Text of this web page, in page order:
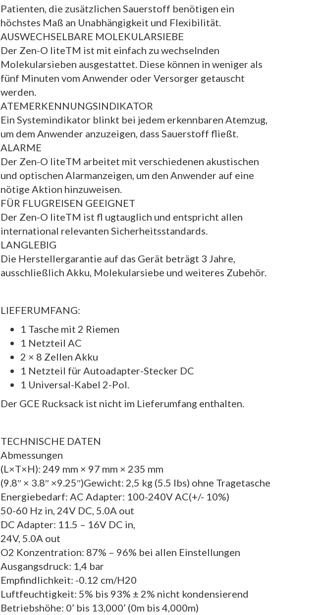
Patienten, die zusätzlichen Sauerstoff benötigen ein
höchstes Maß an Unabhängigkeit und Flexibilität.
AUSWECHSELBARE MOLEKULARSIEBE
Der Zen-O liteTM ist mit einfach zu wechselnden
Molekularsieben ausgestattet. Diese können in weniger als
fünf Minuten vom Anwender oder Versorger getauscht
werden.
ATEMERKENNUNGSINDIKATOR
Ein Systemindikator blinkt bei jedem erkennbaren Atemzug,
um dem Anwender anzuzeigen, dass Sauerstoff fließt.
ALARME
Der Zen-O liteTM arbeitet mit verschiedenen akustischen
und optischen Alarmanzeigen, um den Anwender auf eine
nötige Aktion hinzuweisen.
FÜR FLUGREISEN GEEIGNET
Der Zen-O liteTM ist fl ugtauglich und entspricht allen
international relevanten Sicherheitsstandards.
LANGLEBIG
Die Herstellergarantie auf das Gerät beträgt 3 Jahre,
ausschließlich Akku, Molekularsiebe und weiteres Zubehör.
LIEFERUMFANG:
1 Tasche mit 2 Riemen
1 Netzteil AC
2 × 8 Zellen Akku
1 Netzteil für Autoadapter-Stecker DC
1 Universal-Kabel 2-Pol.
Der GCE Rucksack ist nicht im Lieferumfang enthalten.
TECHNISCHE DATEN
Abmessungen
(L×T×H): 249 mm × 97 mm × 235 mm
(9.8″ × 3.8″ ×9.25″)Gewicht: 2,5 kg (5.5 lbs) ohne Tragetasche
Energiebedarf: AC Adapter: 100-240V AC(+/- 10%)
50-60 Hz in, 24V DC, 5.0A out
DC Adapter: 11.5 – 16V DC in,
24V, 5.0A out
O2 Konzentration: 87% – 96% bei allen Einstellungen
Ausgangsdruck: 1,4 bar
Empfindlichkeit: -0.12 cm/H20
Luftfeuchtigkeit: 5% bis 93% ± 2% nicht kondensierend
Betriebshöhe: 0’ bis 13,000’ (0m bis 4,000m)